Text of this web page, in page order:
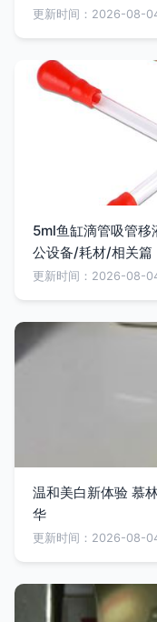
更新时间：2026-08-
5ml鱼缸滴管吸管
公设备/耗材/相关篇
更新时间：2026-08-
温和美白新体验 慕
华
更新时间：2026-08-